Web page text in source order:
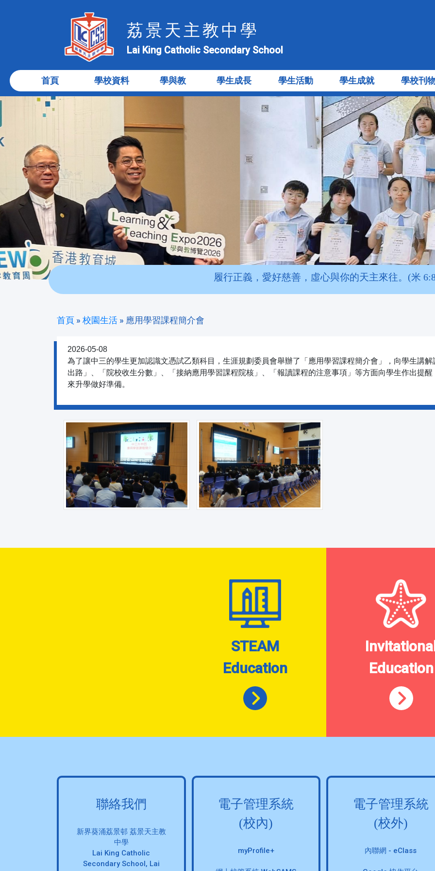
荔景天主教中學
Lai King Catholic Secondary School
首頁 學校資料 學與教 學生成長 學生活動 學生成就 學校刊
履行正義，愛好慈善，虛心與你的天主來往。(米
首頁 » 校園生活 » 應用學習課程簡介會
2026-05-08
為了讓中三的學生更加認識文憑試乙類科目，生涯規劃委員會舉辦了「應用學習課程簡介會」，向學生講
出路」、「院校收生分數」、「接納應用學習課程院核」、「報讀課程的注意事項」等方面向學生作出提
來升學做好準備。
STEAM
Education
Education
聯絡我們
新界葵涌荔景邨 荔景天主教
中學
Lai King Catholic
Secondary School, Lai
電子管理系統
(校內)
myProfile+
電子管理系統
(校外)
內聯網 - eClass